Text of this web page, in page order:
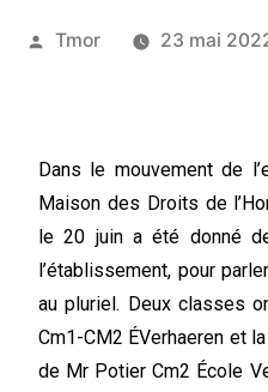
Tmor 23 mai
Dans le mouvement de
Maison des Droits de
le 20 juin a été donné
l’établissement, pour
au pluriel. Deux classes
Cm1-CM2 ÉVerhaeren et
de Mr Potier Cm2 École